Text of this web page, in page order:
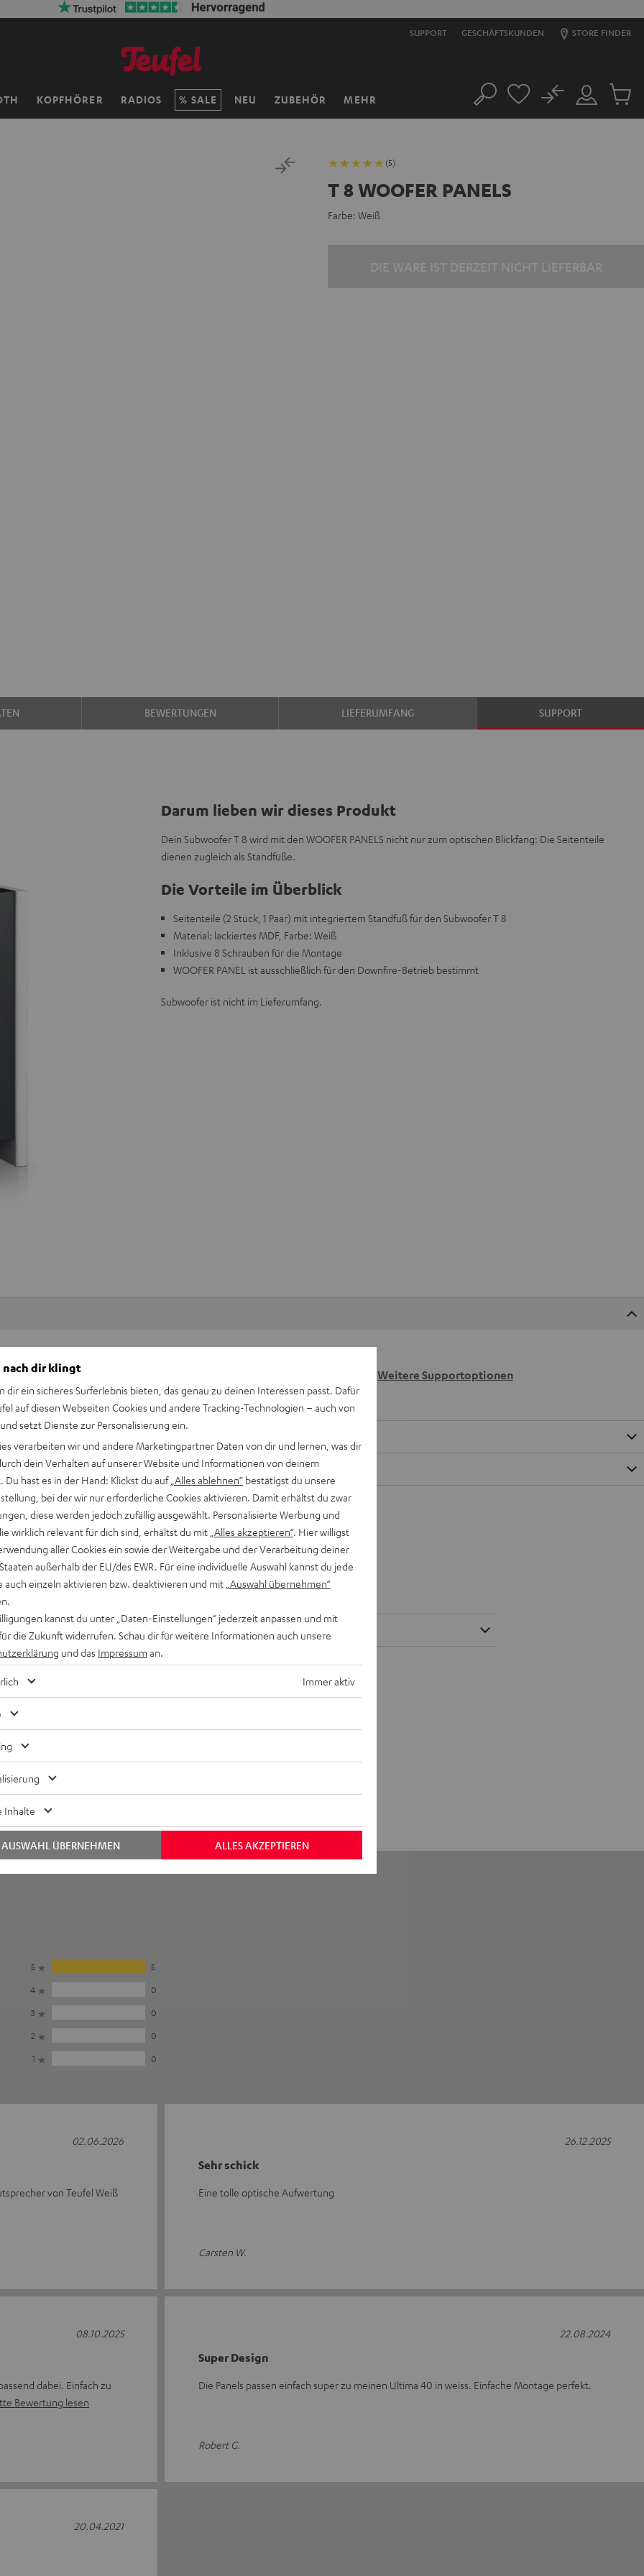
SUPPORT GESCHÄFTSKUNDEN STORE FINDER
KOPFHÖRER RADIOS SALE NEU ZUBEHÖR MEHR Suche
Mein
Konto
No
Artikel
(5)
T 8 WOOFER PANELS
Farbe: Weiß
BEWERTUNGEN LIEFERUMFANG SUPPORT
Darum lieben wir dieses Produkt
Dein Subwoofer T 8 wird mit den WOOFER PANELS nicht nur zum optischen Blickfang: Die Seitenteile
dienen zugleich als Standfüße.
Die Vorteile im Überblick
Seitenteile (2 Stück, 1 Paar) mit integriertem Standfuß für den Subwoofer T 8
Material: lackiertes MDF, Farbe: Weiß
Inklusive 8 Schrauben für die Montage
WOOFER PANEL ist ausschließlich für den Downfire-Betrieb bestimmt
Subwoofer ist nicht im Lieferumfang.
Hier Termin buchen
Weitere Supportoptionen
PANELS
5
5
4
0
3
0
2
0
1
0
von Teufel Weiß
02.06.2026
Sehr schick
Eine tolle optische Aufwertung
Carsten W.
26.12.2025
dabei. Einfach zu
Bewertung lesen
08.10.2025
Super Design
Die Panels passen einfach super zu meinen Ultima 40 in weiss. Einfache Montage perfekt.
Robert G.
22.08.2024
20.04.2021
nach dir klingt
dir ein sicheres Surferlebnis bieten, das genau zu deinen Interessen passt. Dafür
auf diesen Webseiten Cookies und andere Tracking-Technologien – auch von
setzt Dienste zur Personalisierung ein.
verarbeiten wir und andere Marketingpartner Daten von dir und lernen, was dir
dein Verhalten auf unserer Website und Informationen von deinem
Du hast es in der Hand: Klickst du auf „Alles ablehnen“ bestätigst du unsere
bei der wir nur erforderliche Cookies aktivieren. Damit erhältst du zwar
diese werden jedoch zufällig ausgewählt. Personalisierte Werbung und
wirklich relevant für dich sind, erhältst du mit „Alles akzeptieren“. Hier willigst
aller Cookies ein sowie der Weitergabe und der Verarbeitung deiner
außerhalb der EU/des EWR. Für eine individuelle Auswahl kannst du jede
auch einzeln aktivieren bzw. deaktivieren und mit „Auswahl übernehmen“
kannst du unter „Daten-Einstellungen“ jederzeit anpassen und mit
die Zukunft widerrufen. Schau dir für weitere Informationen auch unsere
und das Impressum an.
Immer aktiv
Inhalte
ALLES AKZEPTIEREN
AUSWAHL ÜBERNEHMEN